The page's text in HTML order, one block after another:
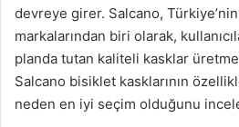
devreye girer. Salcano,
markalarından biri olarak,
planda tutan kaliteli kasklar
Salcano bisiklet kasklarının
neden en iyi seçim olduğunu